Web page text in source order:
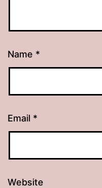
Name *
Email *
Website